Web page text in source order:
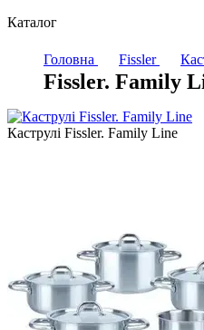
Каталог
Головна Fissler
Fissler. Family
Каструлі Fissler. Family Line